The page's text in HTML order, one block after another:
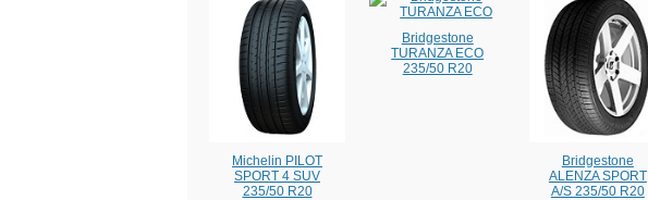
Michelin PILOT
SPORT 4 SUV
235/50 R20
Bridgestone
TURANZA ECO
235/50 R20
Bridgestone
ALENZA SPORT
A/S 235/50 R20